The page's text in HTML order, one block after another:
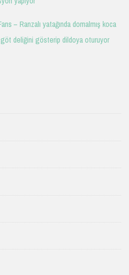
– Ranzalı yatağında domalmış koca
deliğini gösterip dildoya oturuyor